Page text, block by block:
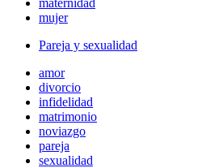
maternidad
mujer
Pareja y sexualidad
amor
divorcio
infidelidad
matrimonio
noviazgo
pareja
sexualidad